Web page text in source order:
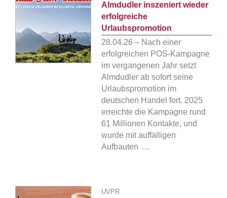
Almdudler inszeniert wieder
erfolgreiche
Urlaubspromotion
28.04.26 – Nach einer
erfolgreichen POS-Kampagne
im vergangenen Jahr setzt
Almdudler ab sofort seine
Urlaubspromotion im
deutschen Handel fort. 2025
erreichte die Kampagne rund
61 Millionen Kontakte, und
wurde mit auffälligen
Aufbauten …
UVPR